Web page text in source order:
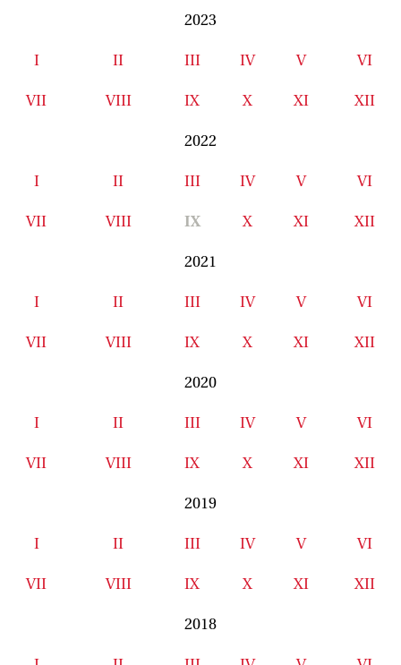
2023
I II III IV V VI
VII VIII IX X XI XII
2022
I II III IV V VI
VII VIII IX X XI XII
2021
I II III IV V VI
VII VIII IX X XI XII
2020
I II III IV V VI
VII VIII IX X XI XII
2019
I II III IV V VI
VII VIII IX X XI XII
2018